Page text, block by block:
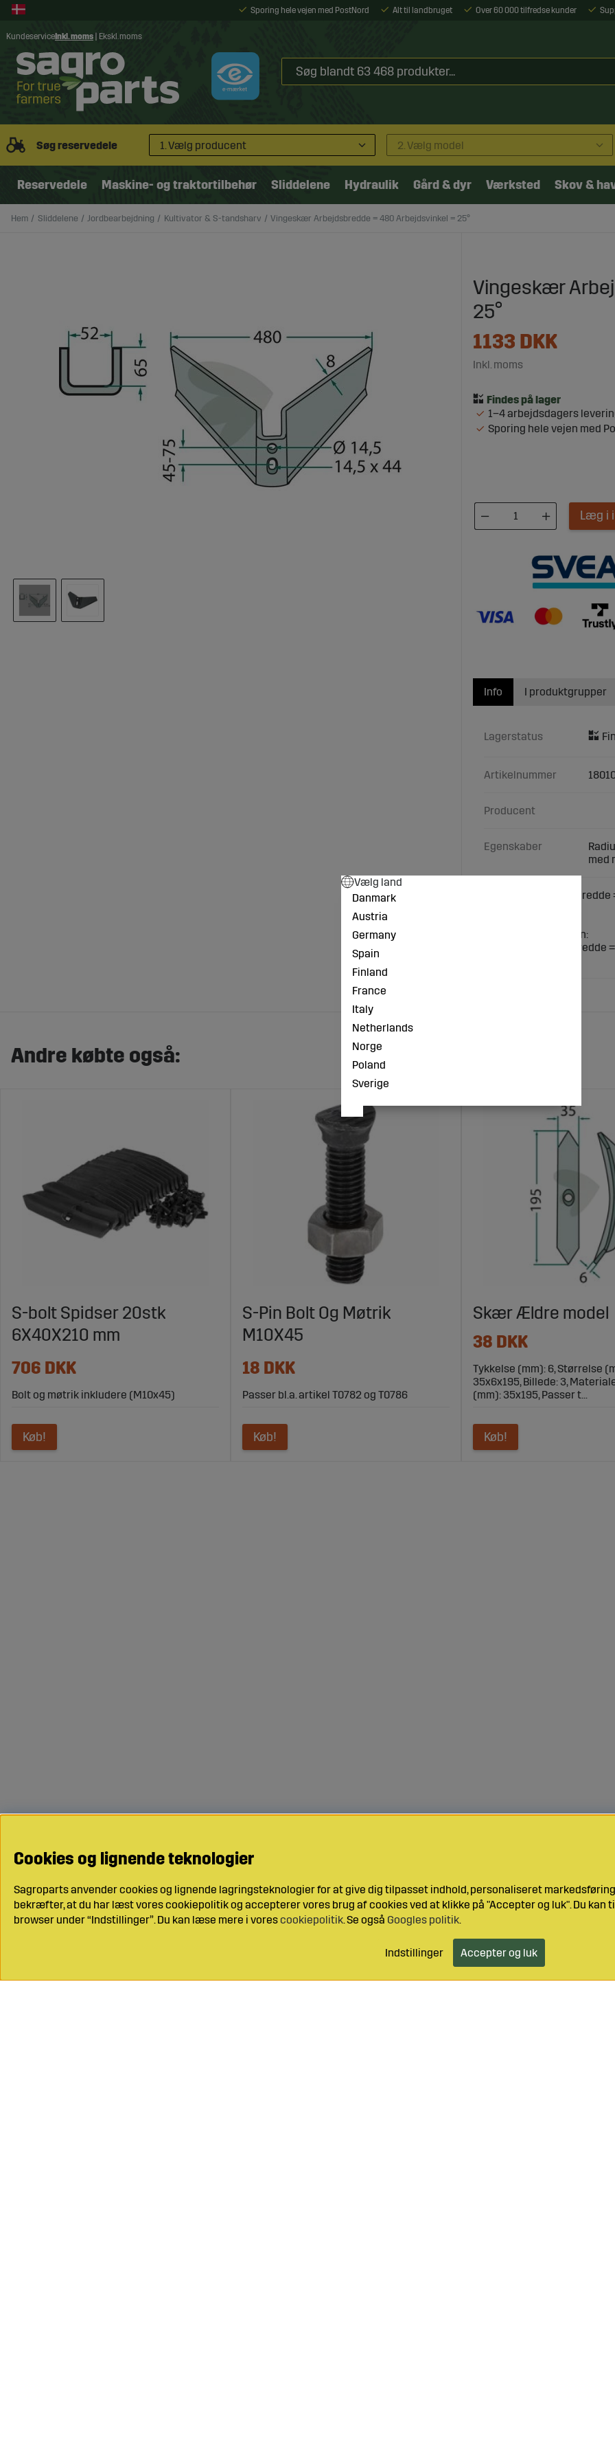
Sporing hele vejen med PostNord Alt til landbruget Over 60 000 tilfredse kunder
Kundeservice Inkl. moms Ekskl. moms
Søg reservedele 1. Vælg producent 2. Vælg model
Reservedele Maskine- og traktortilbehør Sliddelene Hydraulik Gård & dyr Værksted Skov &
Hem Sliddelene Jordbearbejdning Kultivator & S-tandsharv Vingeskær Arbejdsbredde = 480 Arbejdsvinkel = 25°
Vingeskær
25°
1133 DKK
Inkl. moms
1–4 arbejdsdagers
Sporing hele vejen med
Læg i
Info
Lagerstatus
Artikelnummer
Producent
Egenskaber
med
Vingeskær
Teknisk specifikation:
Mål (mm): Arbejdsbredde
I produktgrupper
Andre købte også:
S-bolt Spidser 20stk
6X40X210 mm
706 DKK
Bolt og møtrik inkludere (M10x45)
Køb!
S-Pin Bolt Og Møtrik
M10X45
18 DKK
Passer bl.a. artikel T0782 og T0786
Køb!
Skær Ældre model
38 DKK
Tykkelse (mm): 6, Størrelse
35x6x195, Billede: 3,
(mm): 35x195, Passer t...
Køb!
Cookies og lignende teknologier
Sagroparts anvender cookies og lignende lagringsteknologier for at give dig tilpasset indhold, personaliseret
bekræfter, at du har læst vores cookiepolitik og accepterer vores brug af cookies ved at klikke på "Accepter og luk". Du kan
browser under “Indstillinger”. Du kan læse mere i vorescookiepolitik. Se også Googles politik.
Indstillinger Accepter og luk
Vælg land
Danmark
Austria
Germany
Spain
Finland
France
Italy
Netherlands
Norge
Poland
Sverige